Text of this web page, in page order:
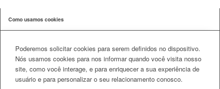
Como usamos cookies
Poderemos solicitar cookies para serem definidos no dispositivo.
Nós usamos cookies para nos informar quando você visita nosso
site, como você interage, e para enriquecer a sua experiência de
usuário e para personalizar o seu relacionamento conosco.